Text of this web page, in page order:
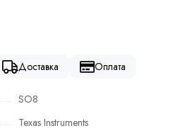
Доставка Оплата
SO8
Texas Instruments